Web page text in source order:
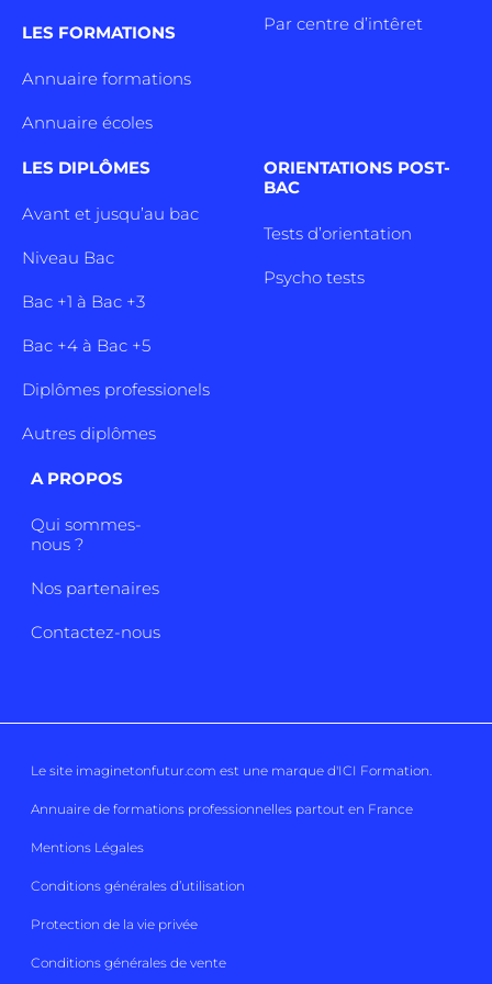
LES FORMATIONS
Annuaire formations
Annuaire écoles
Par centre d’intêret
LES DIPLÔMES
Avant et jusqu’au bac
Niveau Bac
Bac +1 à Bac +3
Bac +4 à Bac +5
Diplômes professionels
Autres diplômes
ORIENTATIONS POST-
BAC
Tests d’orientation
Psycho tests
A PROPOS
Qui sommes-
nous ?
Nos partenaires
Contactez-nous
Le site imaginetonfutur.com est une marque d'ICI Formation.
Annuaire de formations professionnelles partout en France
Mentions Légales
Conditions générales d’utilisation
Protection de la vie privée
Conditions générales de vente